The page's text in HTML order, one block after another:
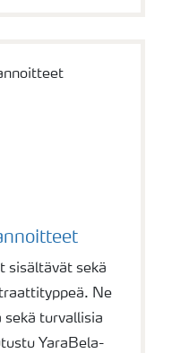
sisältävät sekä
Ne
turvallisia
YaraBela-